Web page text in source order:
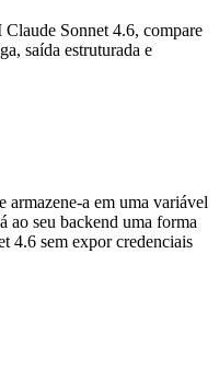
Sonnet 4.6, compare
saída estruturada e
armazene-a em uma variável
ao seu backend uma forma
4.6 sem expor credenciais